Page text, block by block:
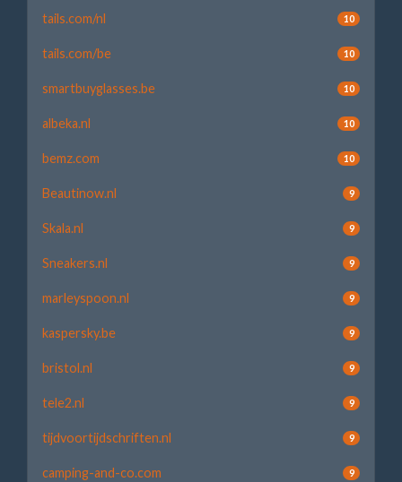
tails.com/nl 10
tails.com/be 10
smartbuyglasses.be 10
albeka.nl 10
bemz.com 10
Beautinow.nl 9
Skala.nl 9
Sneakers.nl 9
marleyspoon.nl 9
kaspersky.be 9
bristol.nl 9
tele2.nl 9
tijdvoortijdschriften.nl 9
camping-and-co.com 9